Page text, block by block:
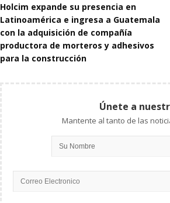
Holcim expande su presencia en
Latinoamérica e ingresa a Guatemala
con la adquisición de compañía
productora de morteros y adhesivos
para la construcción
Únete a